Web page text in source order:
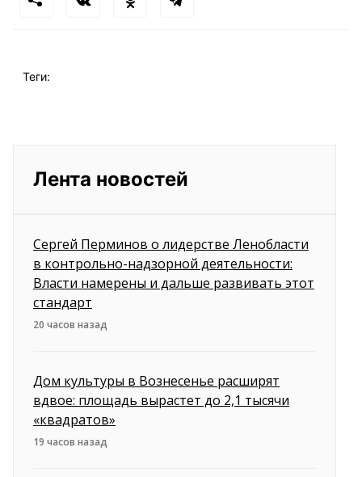
Теги:
Лента новостей
Сергей Перминов о лидерстве Ленобласти
в контрольно-надзорной деятельности:
Власти намерены и дальше развивать этот
стандарт
20 часов назад
Дом культуры в Вознесенье расширят
вдвое: площадь вырастет до 2,1 тысячи
«квадратов»
19 часов назад